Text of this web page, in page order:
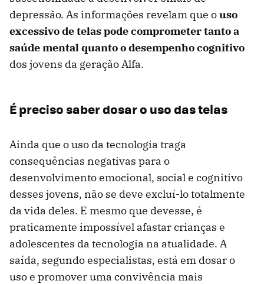
depressão. As informações revelam que ouso
excessivo de telas pode comprometer tanto a
saúde mental quanto o desempenho cognitivo
dos jovens da geração Alfa.
É preciso saber dosar o uso das telas
Ainda que o uso da tecnologia traga
consequências negativas para o
desenvolvimento emocional, social e cognitivo
desses jovens, não se deve excluí-lo totalmente
da vida deles. E mesmo que devesse, é
praticamente impossível afastar crianças e
adolescentes da tecnologia na atualidade. A
saída, segundo especialistas, está em dosar o
uso e promover uma convivência mais